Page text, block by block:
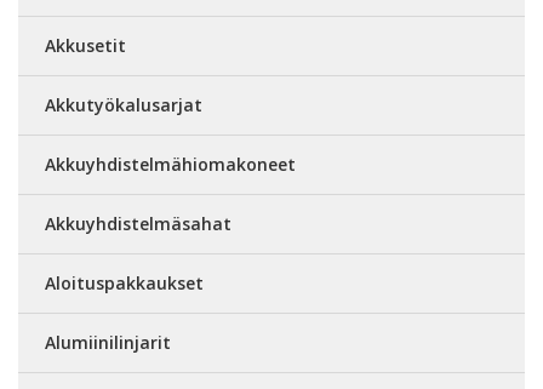
Akkusetit
Akkutyökalusarjat
Akkuyhdistelmähiomakoneet
Akkuyhdistelmäsahat
Aloituspakkaukset
Alumiinilinjarit